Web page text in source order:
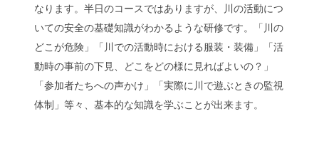
なります。半日のコースではありますが、川の活動につ
いての安全の基礎知識がわかるような研修です。「川の
どこが危険」「川での活動時における服装・装備」「活
動時の事前の下見、どこをどの様に見ればよいの？」
「参加者たちへの声かけ」「実際に川で遊ぶときの監視
体制」等々、基本的な知識を学ぶことが出来ます。